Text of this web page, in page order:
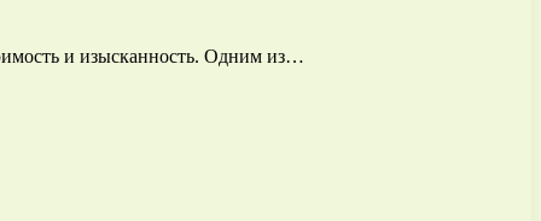
и изысканность. Одним из…